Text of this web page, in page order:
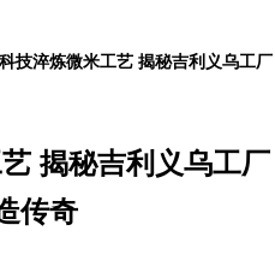
技淬炼微米工艺 揭秘吉利义乌工厂
揭秘吉利义乌工厂
传奇